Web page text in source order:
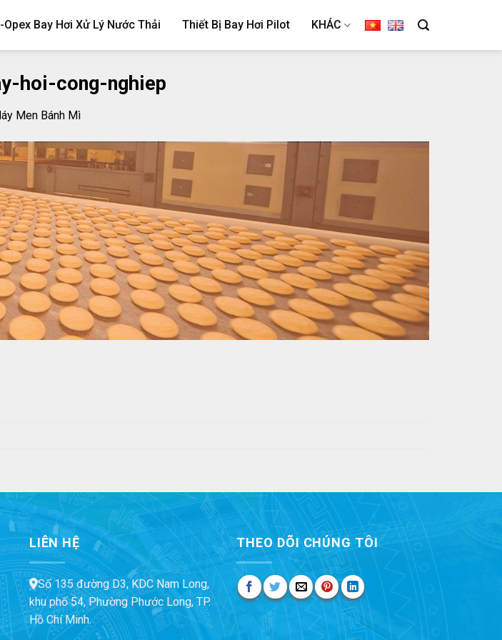
Opex Bay Hơi Xử Lý Nước Thải Thiết Bị Bay Hơi Pilot KHÁC
hoi-cong-nghiep
Men Bánh Mì
LIÊN HỆ
Số 135 đường D3, KDC Nam Long,
khu phố 54, Phường Phước Long, TP.
Hồ Chí Minh.
THEO DÕI CHÚNG TÔI